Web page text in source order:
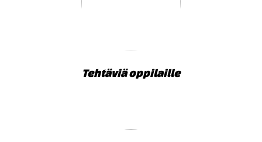
Tehtäviä oppilaille